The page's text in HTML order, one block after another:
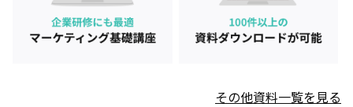
その他資料一覧を見る